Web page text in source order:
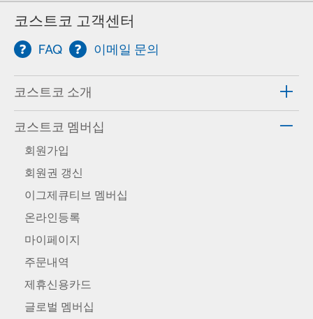
코스트코 고객센터
FAQ 이메일 문의
코스트코 소개
코스트코 멤버십
회원가입
회원권 갱신
이그제큐티브 멤버십
온라인등록
마이페이지
주문내역
제휴신용카드
글로벌 멤버십